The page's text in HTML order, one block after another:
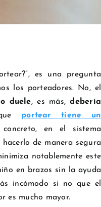
es una pregunta
los porteadores. No, el
duele, es más,debería
portear tiene un
en el sistema
hacerlo de manera segura
notablemente este
en brazos sin la ayuda
incómodo si no que el
es mucho mayor.